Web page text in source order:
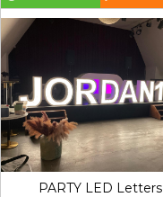
PARTY LED Letters